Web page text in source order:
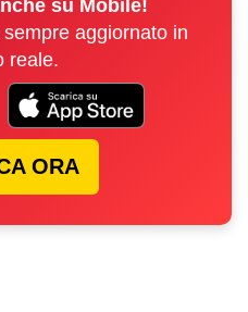
su Mobile!
aggiornato in
reale.
ORA